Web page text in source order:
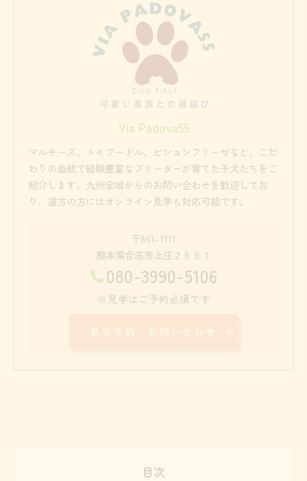
Via Padova55
マルチーズ、トイプードル、ビションフリーゼなど、こだ
わりの血統で経験豊富なブリーダーが育てた子犬たちをご
紹介します。九州全域からのお問い合わせを歓迎してお
り、遠方の方にはオンライン見学も対応可能です。
〒861-1111
熊本県合志市上庄２６８１
080-3990-5106
※見学はご予約必須です
目次